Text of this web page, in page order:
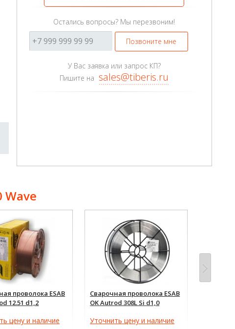
Остались вопросы? Мы перезвоним!
Позвоните мне
У Вас заявка или запрос КП?
Пишите на sales@tiberis.ru
Wave
проволока ESAB
12.51 d1,2
цену и наличие
Сварочная проволока ESAB
OK Autrod 308L Si d1,0
Уточнить цену и наличие